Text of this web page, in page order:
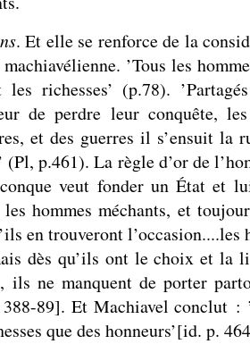
. Et elle se renforce de la
’Tous les
richesses’ (p.78).
de perdre leur conquête, les
et des guerres il s’ensuit la
(Pl, p.461). La règle d’or de
veut fonder un État et
les hommes méchants, et
en trouveront
dès qu’ils ont le choix et la
ils ne manquent de porter
89]. Et Machiavel conclut :
que des honneurs’[id. p.